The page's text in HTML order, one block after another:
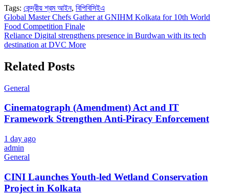
Tags: কেন্দ্রীয় শ্রম আইন, বিপিবিসিইএ
Post
navigation
Global Master Chefs Gather at GNIHM Kolkata for 10th World
Food Competition Finale
Reliance Digital strengthens presence in Burdwan with its tech
destination at DVC More
Related Posts
General
Cinematograph (Amendment) Act and IT
Framework Strengthen Anti-Piracy Enforcement
1 day ago
admin
General
CINI Launches Youth-led Wetland Conservation
Project in Kolkata